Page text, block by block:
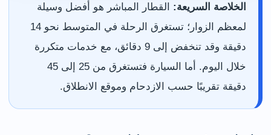
الخلاصة السريعة: القطار المباشر هو أفضل وسيلة
لمعظم الزوار؛ تستغرق الرحلة في المتوسط نحو 14
دقيقة وقد تنخفض إلى 9 دقائق، مع خدمات متكررة
خلال اليوم. أما السيارة فتستغرق من 25 إلى 45
دقيقة تقريبًا حسب الازدحام وموقع الانطلاق.